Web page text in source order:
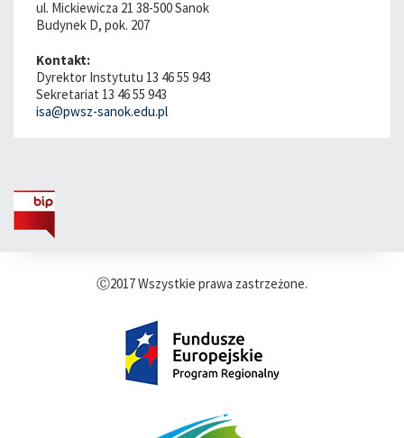
ul. Mickiewicza 21 38-500 Sanok
Budynek D, pok. 207
Kontakt:
Dyrektor Instytutu 13 46 55 943
Sekretariat 13 46 55 943
isa@pwsz-sanok.edu.pl
Ⓒ2017 Wszystkie prawa zastrzeżone.